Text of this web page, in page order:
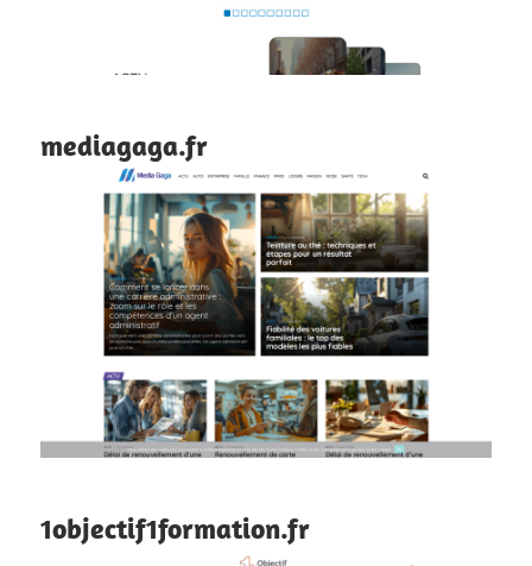
mediagaga.fr
1objectif1formation.fr